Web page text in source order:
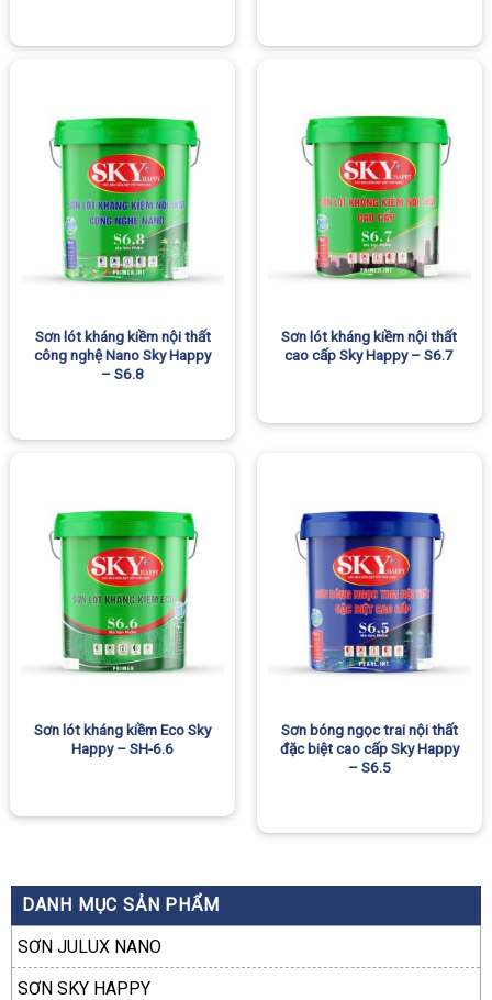
DANH MỤC SẢN PHẨM
SƠN JULUX NANO
SƠN SKY HAPPY
Sơn lót kháng kiềm nội thất
công nghệ Nano Sky Happy
– S6.8
Sơn lót kháng kiềm nội thất
cao cấp Sky Happy – S6.7
Sơn lót kháng kiềm Eco Sky
Happy – SH-6.6
Sơn bóng ngọc trai nội thất
đặc biệt cao cấp Sky Happy
– S6.5